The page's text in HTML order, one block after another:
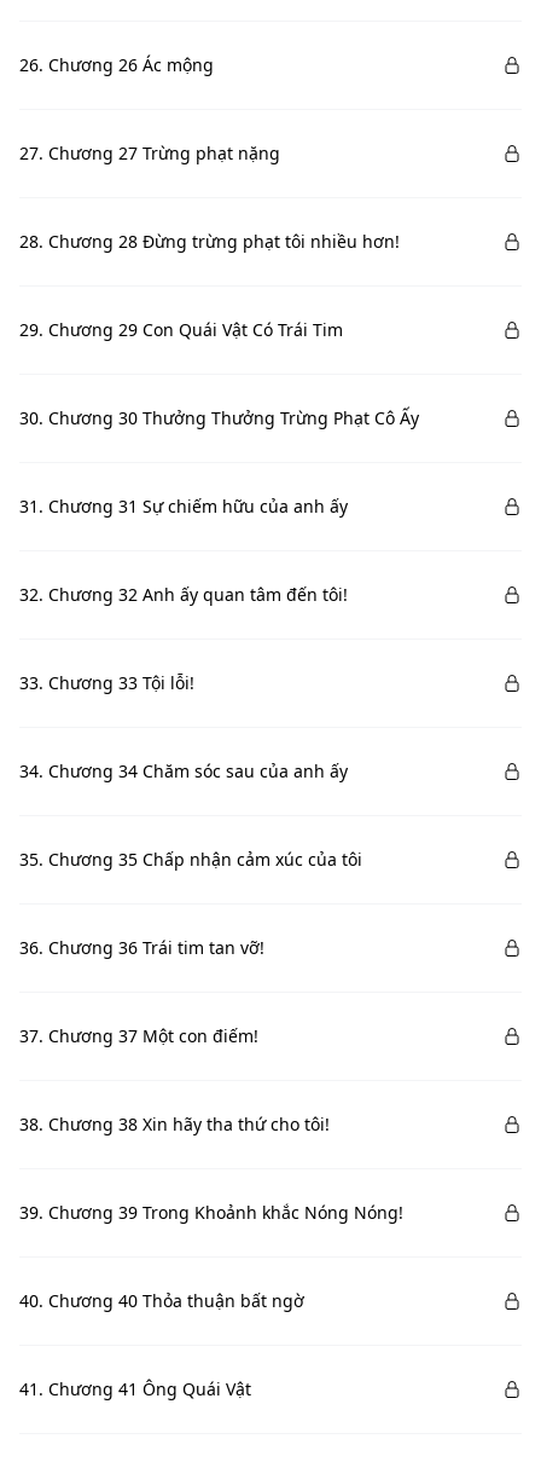
26. Chương 26 Ác mộng
27. Chương 27 Trừng phạt nặng
28. Chương 28 Đừng trừng phạt tôi nhiều hơn!
29. Chương 29 Con Quái Vật Có Trái Tim
30. Chương 30 Thưởng Thưởng Trừng Phạt Cô Ấy
31. Chương 31 Sự chiếm hữu của anh ấy
32. Chương 32 Anh ấy quan tâm đến tôi!
33. Chương 33 Tội lỗi!
34. Chương 34 Chăm sóc sau của anh ấy
35. Chương 35 Chấp nhận cảm xúc của tôi
36. Chương 36 Trái tim tan vỡ!
37. Chương 37 Một con điếm!
38. Chương 38 Xin hãy tha thứ cho tôi!
39. Chương 39 Trong Khoảnh khắc Nóng Nóng!
40. Chương 40 Thỏa thuận bất ngờ
41. Chương 41 Ông Quái Vật